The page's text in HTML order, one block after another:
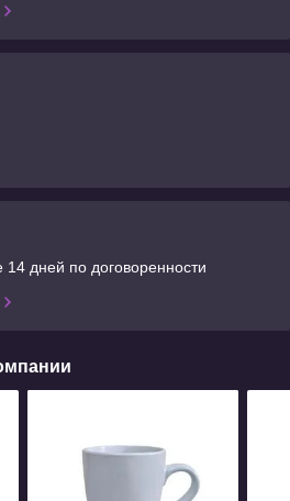
14 дней по договоренности